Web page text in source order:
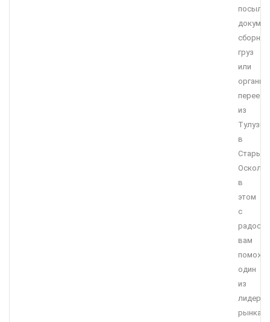
сборный
груз
или
переезд
из
Тулузы
в
Старый-
Оскол,
в
этом
с
вам
один
из
лидеров
рынка,